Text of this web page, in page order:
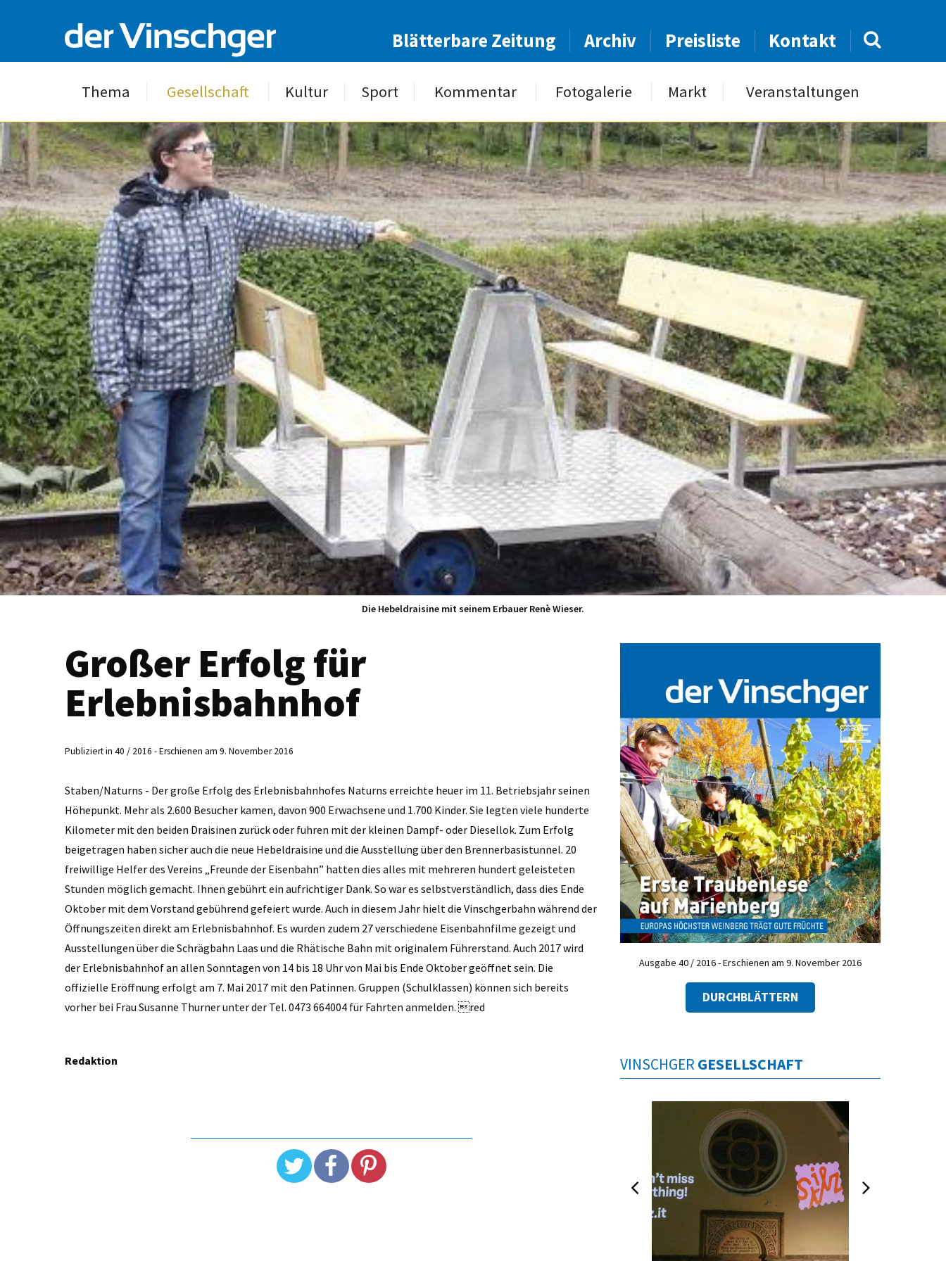
Blätterbare Zeitung Archiv Preisliste Kontakt
Thema Gesellschaft Kultur Sport Kommentar Fotogalerie Markt Veranstaltungen
Die Hebeldraisine mit seinem Erbauer Renè Wieser.
Großer Erfolg für
Erlebnisbahnhof
Publiziert in 40 / 2016 - Erschienen am 9. November 2016
Staben/Naturns - Der große Erfolg des Erlebnisbahnhofes Naturns erreichte heuer im 11. Betriebsjahr seinen
Höhepunkt. Mehr als 2.600 Besucher kamen, davon 900 Erwachsene und 1.700 Kinder. Sie legten viele hunderte
Kilometer mit den beiden Draisinen zurück oder fuhren mit der kleinen Dampf- oder Diesellok. Zum Erfolg
beigetragen haben sicher auch die neue Hebeld­raisine und die Ausstellung über den Brennerbasistunnel. 20
freiwillige Helfer des Vereins „Freunde der Eisenbahn” hatten dies alles mit mehreren hundert geleisteten
Stunden möglich gemacht. Ihnen gebührt ein aufrichtiger Dank. So war es selbstverständlich, dass dies Ende
Oktober mit dem Vorstand gebührend gefeiert wurde. Auch in diesem Jahr hielt die Vinschgerbahn während der
Öffnungszeiten direkt am Erlebnisbahnhof. Es wurden zudem 27 verschiedene Eisenbahnfilme gezeigt und
Ausstellungen über die Schrägbahn Laas und die Rhätische Bahn mit originalem Führerstand. Auch 2017 wird
der Erlebnisbahnhof an allen Sonntagen von 14 bis 18 Uhr von Mai bis Ende Oktober geöffnet sein. Die
offizielle Eröffnung erfolgt am 7. Mai 2017 mit den Patinnen. Gruppen (Schulklassen) können sich bereits
vorher bei Frau ­Susanne Thurner unter der Tel. 0473 664004 für Fahrten anmelden. red
Redaktion
Ausgabe 40 / 2016 - Erschienen am 9. November 2016
DURCHBLÄTTERN
VINSCHGER GESELLSCHAFT